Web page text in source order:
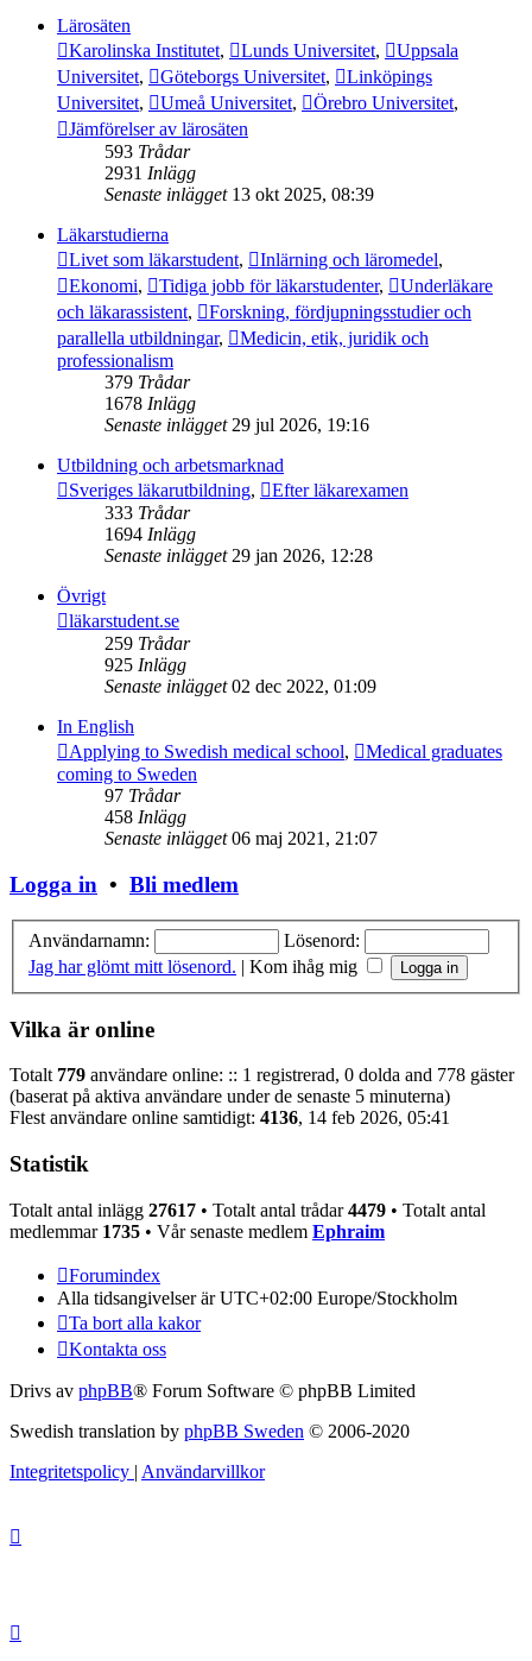
Lärosäten
Karolinska Institutet, Lunds Universitet,
Uppsala
Universitet, Göteborgs Universitet,
Linköpings
Universitet, Umeå Universitet, Örebro Universitet,
Jämförelser av lärosäten
593 Trådar
2931 Inlägg
Senaste inlägget 13 okt 2025, 08:39
Läkarstudierna
Livet som läkarstudent, Inlärning och läromedel,
Ekonomi, Tidiga jobb för läkarstudenter,
Underläkare
och läkarassistent,
Forskning, fördjupningsstudier och
parallella utbildningar,
Medicin, etik, juridik och
professionalism
379 Trådar
1678 Inlägg
Senaste inlägget 29 jul 2026, 19:16
Utbildning och arbetsmarknad
Sveriges läkarutbildning,
Efter läkarexamen
333 Trådar
1694 Inlägg
Senaste inlägget 29 jan 2026, 12:28
Övrigt
läkarstudent.se
259 Trådar
925 Inlägg
Senaste inlägget 02 dec 2022, 01:09
In English
Applying to Swedish medical school,
Medical graduates
coming to Sweden
97 Trådar
458 Inlägg
Senaste inlägget 06 maj 2021, 21:07
Logga in • Bli medlem
Användarnamn:
Lösenord:
Jag har glömt mitt lösenord. | Kom ihåg mig
Vilka är online
Totalt 779 användare online: :: 1 registrerad, 0 dolda and 778 gäster
(baserat på aktiva användare under de senaste 5 minuterna)
Flest användare online samtidigt: 4136, 14 feb 2026, 05:41
Statistik
Totalt antal inlägg 27617 • Totalt antal trådar4479 • Totalt antal
medlemmar 1735 • Vår senaste medlem Ephraim
Forumindex
Alla tidsangivelser är UTC+02:00 Europe/Stockholm
Ta bort alla kakor
Kontakta oss
Drivs av phpBB® Forum Software © phpBB Limited
Swedish translation by phpBB Sweden © 2006-2020
Integritetspolicy | Användarvillkor